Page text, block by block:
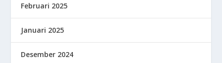
Februari 2025
Januari 2025
Desember 2024